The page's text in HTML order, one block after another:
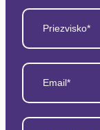
Priezvisko*
Email*